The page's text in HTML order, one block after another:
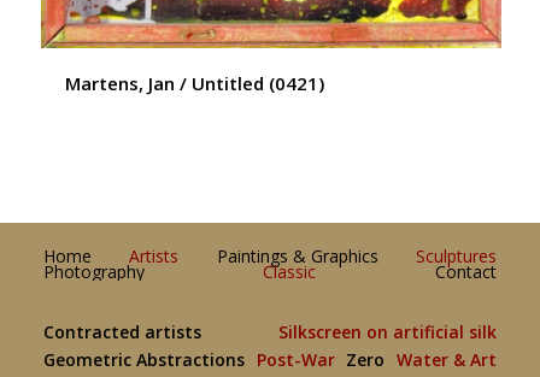
Martens, Jan / Untitled (0421)
Home Artists Paintings & Graphics Sculptures
Photography Classic Contact
Contracted artists
Silkscreen on artificial silk
Geometric Abstractions
Post-War Zero Water & Art